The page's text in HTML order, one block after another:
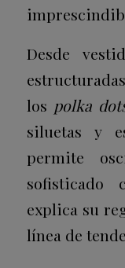
Desde
los polka
siluetas y
permite
sofisticado
explica su
línea de